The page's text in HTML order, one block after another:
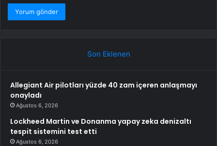
Son Eklenen
Allegiant Air pilotları yüzde 40 zam içeren anlaşmayı
onayladı
Ağustos 6, 2026
Lockheed Martin ve Donanma yapay zeka denizaltı
tespit sistemini test etti
Ağustos 6, 2026